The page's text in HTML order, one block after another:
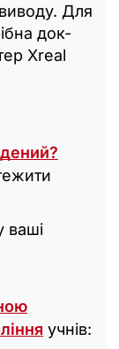
Для
док-
Xreal
ваші
учнів: